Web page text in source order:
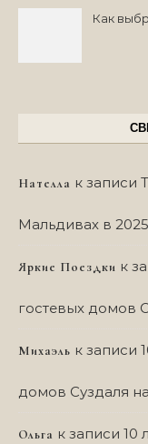
Как
Нателла к записи
Мальдивах в
Яркие Поездки к
гостевых домов
Михаэль к записи
домов Суздаля
Ольга к записи 10